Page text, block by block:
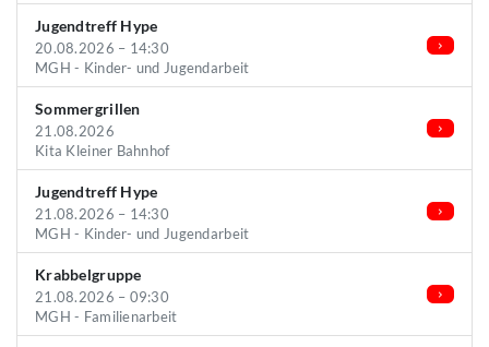
Jugendtreff Hype
20.08.2026 – 14:30
MGH - Kinder- und Jugendarbeit
Sommergrillen
21.08.2026
Kita Kleiner Bahnhof
Jugendtreff Hype
21.08.2026 – 14:30
MGH - Kinder- und Jugendarbeit
Krabbelgruppe
21.08.2026 – 09:30
MGH - Familienarbeit